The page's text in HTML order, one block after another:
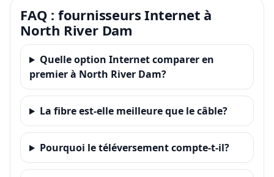
FAQ : fournisseurs Internet à
North River Dam
Quelle option Internet comparer en
premier à North River Dam?
La fibre est-elle meilleure que le câble?
Pourquoi le téléversement compte-t-il?